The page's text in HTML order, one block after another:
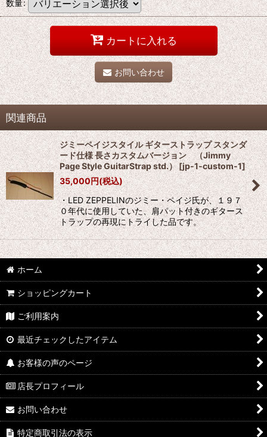
数量:
カートに入れる
お問い合わせ
関連商品
ジミーペイジスタイル ギターストラップ スタンダ
ード仕様 長さカスタムバージョン （Jimmy
Page Style GuitarStrap std.） [jp-1-custom-1]
35,000円(税込)
・LED ZEPPELINのジミー・ペイジ氏が、１９７
０年代に使用していた、肩パット付きのギタース
トラップの再現にトライした品です。
ホーム
ショッピングカート
ご利用案内
最近チェックしたアイテム
お客様の声のページ
店長プロフィール
お問い合わせ
特定商取引法の表示